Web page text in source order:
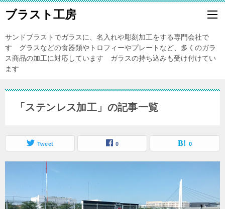
ブラスト工房
サンドブラストでガラスに、名入れや彫刻加工をする専門会社で
す グラスなどの食器類やトロフィーやプレートなど、多くのガラ
ス商品の加工に対応しています ガラスの持ち込みも受け付けてい
ます
「ステンレス加工」の記事一覧
Tweet 0 0